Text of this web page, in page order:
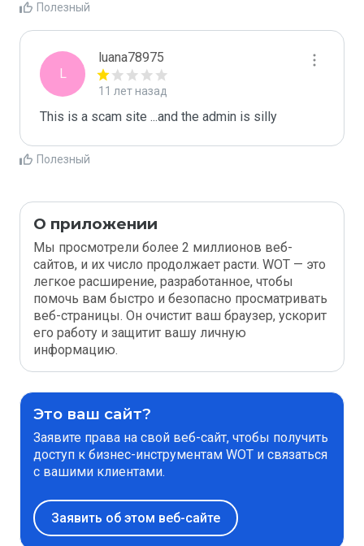
Полезный
L
luana78975
11 лет назад
This is a scam site ...and the admin is silly
Полезный
О приложении
Мы просмотрели более 2 миллионов веб-
сайтов, и их число продолжает расти. WOT — это
легкое расширение, разработанное, чтобы
помочь вам быстро и безопасно просматривать
веб-страницы. Он очистит ваш браузер, ускорит
его работу и защитит вашу личную
информацию.
Это ваш сайт?
Заявите права на свой веб-сайт, чтобы получить
доступ к бизнес-инструментам WOT и связаться
с вашими клиентами.
Заявить об этом веб-сайте